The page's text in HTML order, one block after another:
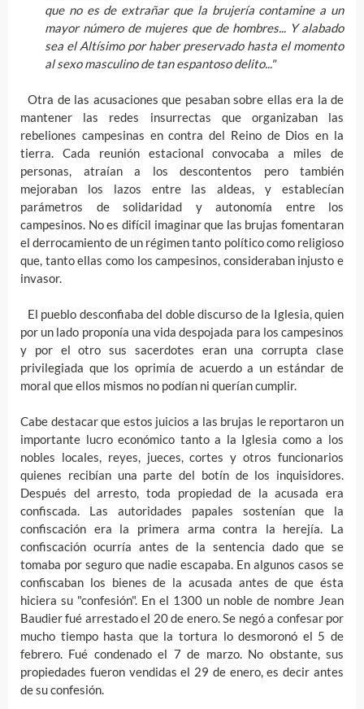
que no es de extrañar que la brujería contamine a un
mayor número de mujeres que de hombres... Y alabado
sea el Altísimo por haber preservado hasta el momento
al sexo masculino de tan espantoso delito..."
Otra de las acusaciones que pesaban sobre ellas era la de
mantener las redes insurrectas que organizaban las
rebeliones campesinas en contra del Reino de Dios en la
tierra. Cada reunión estacional convocaba a miles de
personas, atraían a los descontentos pero también
mejoraban los lazos entre las aldeas, y establecían
parámetros de solidaridad y autonomía entre los
campesinos. No es difícil imaginar que las brujas fomentaran
el derrocamiento de un régimen tanto político como religioso
que, tanto ellas como los campesinos, consideraban injusto e
invasor.
El pueblo desconfiaba del doble discurso de la Iglesia, quien
por un lado proponía una vida despojada para los campesinos
y por el otro sus sacerdotes eran una corrupta clase
privilegiada que los oprimía de acuerdo a un estándar de
moral que ellos mismos no podían ni querían cumplir.
Cabe destacar que estos juicios a las brujas le reportaron un
importante lucro económico tanto a la Iglesia como a los
nobles locales, reyes, jueces, cortes y otros funcionarios
quienes recibían una parte del botín de los inquisidores.
Después del arresto, toda propiedad de la acusada era
confiscada. Las autoridades papales sostenían que la
confiscación era la primera arma contra la herejía. La
confiscación ocurría antes de la sentencia dado que se
tomaba por seguro que nadie escapaba. En algunos casos se
confiscaban los bienes de la acusada antes de que ésta
hiciera su "confesión". En el 1300 un noble de nombre Jean
Baudier fué arrestado el 20 de enero. Se negó a confesar por
mucho tiempo hasta que la tortura lo desmoronó el 5 de
febrero. Fué condenado el 7 de marzo. No obstante, sus
propiedades fueron vendidas el 29 de enero, es decir antes
de su confesión.